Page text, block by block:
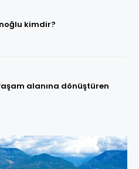
kimdir?
alanına dönüştüren